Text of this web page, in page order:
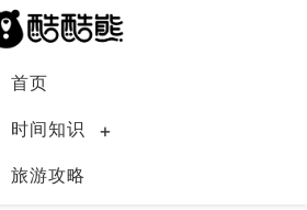
首页
时间知识
旅游攻略
中国